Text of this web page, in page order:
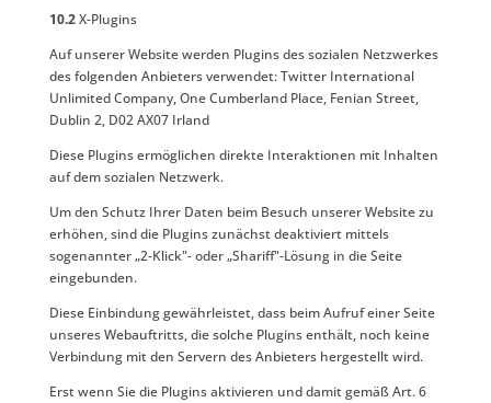
10.2X-Plugins
Auf unserer Website werden Plugins des sozialen Netzwerkes
des folgenden Anbieters verwendet: Twitter International
Unlimited Company, One Cumberland Place, Fenian Street,
Dublin 2, D02 AX07 Irland
Diese Plugins ermöglichen direkte Interaktionen mit Inhalten
auf dem sozialen Netzwerk.
Um den Schutz Ihrer Daten beim Besuch unserer Website zu
erhöhen, sind die Plugins zunächst deaktiviert mittels
sogenannter „2-Klick"- oder „Shariff"-Lösung in die Seite
eingebunden.
Diese Einbindung gewährleistet, dass beim Aufruf einer Seite
unseres Webauftritts, die solche Plugins enthält, noch keine
Verbindung mit den Servern des Anbieters hergestellt wird.
Erst wenn Sie die Plugins aktivieren und damit gemäß Art. 6